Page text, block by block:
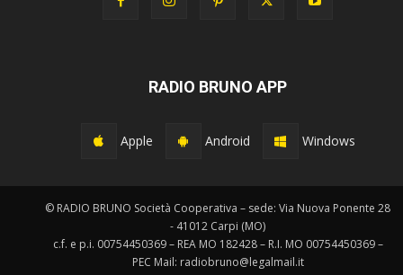
RADIO BRUNO APP
Apple Android Windows
© RADIO BRUNO Società Cooperativa – sede: Via Nuova Ponente 28
- 41012 Carpi (MO)
c.f. e p.i. 00754450369 – REA MO 182428 – R.I. MO 00754450369 –
PEC Mail: radiobruno@legalmail.it